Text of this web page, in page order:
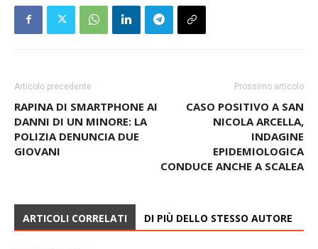
Articolo precedente
RAPINA DI SMARTPHONE AI
DANNI DI UN MINORE: LA
POLIZIA DENUNCIA DUE
GIOVANI
Prossimo articolo
CASO POSITIVO A SAN
NICOLA ARCELLA,
INDAGINE
EPIDEMIOLOGICA
CONDUCE ANCHE A SCALEA
ARTICOLI CORRELATI DI PIÙ DELLO STESSO AUTORE